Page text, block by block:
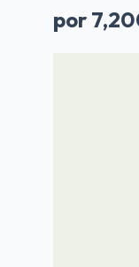
por